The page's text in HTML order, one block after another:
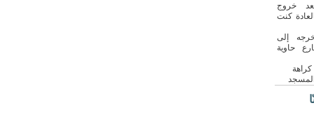
خروج
كنت
إلى
حاوية
كراهة